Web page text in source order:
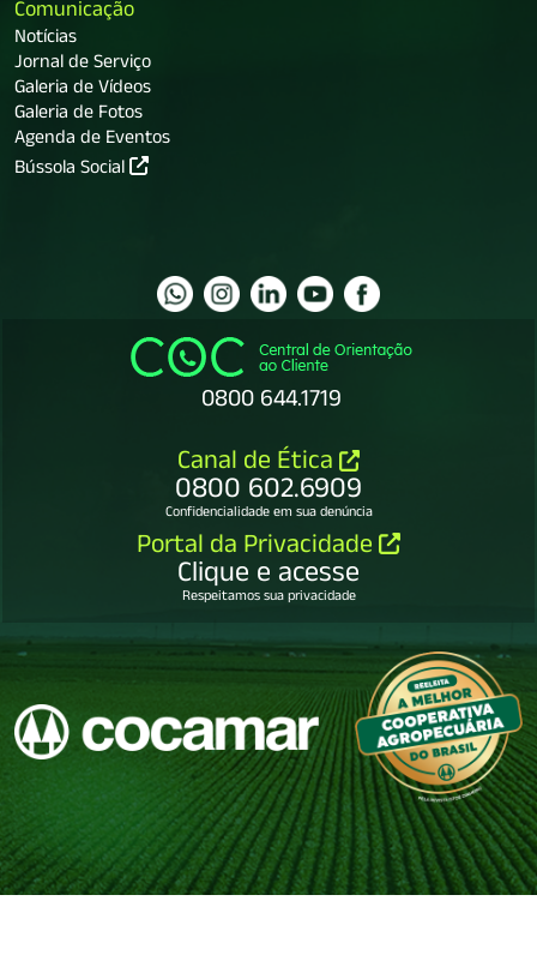
Comunicação
Notícias
Jornal de Serviço
Galeria de Vídeos
Galeria de Fotos
Agenda de Eventos
Bússola Social
0800 644.1719
Canal de Ética
0800 602.6909
Confidencialidade em sua denúncia
Portal da Privacidade
Clique e acesse
Respeitamos sua privacidade